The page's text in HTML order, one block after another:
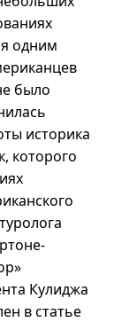
одним
было
историка
которого
Кулиджа
в статье